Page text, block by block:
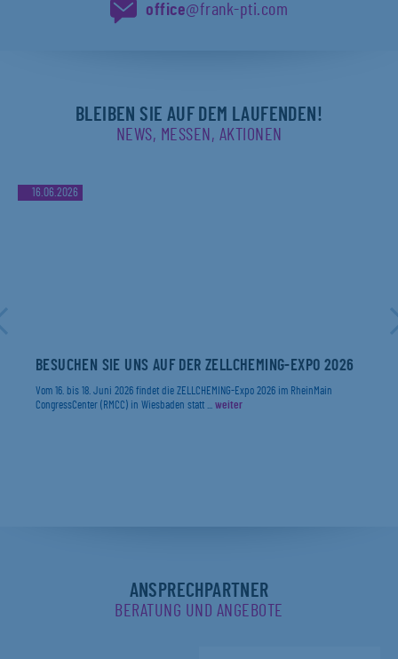
office@frank-pti.com
BLEIBEN SIE AUF DEM LAUFENDEN!
NEWS, MESSEN, AKTIONEN
16.06.2026
BESUCHEN SIE UNS AUF DER ZELLCHEMING-EXPO 2026
Vom 16. bis 18. Juni 2026 findet die ZELLCHEMING-Expo 2026 im RheinMain
CongressCenter (RMCC) in Wiesbaden statt ... weiter
ANSPRECHPARTNER
BERATUNG UND ANGEBOTE